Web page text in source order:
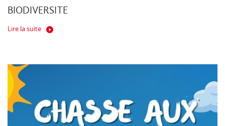
BIODIVERSITE
Lire la suite